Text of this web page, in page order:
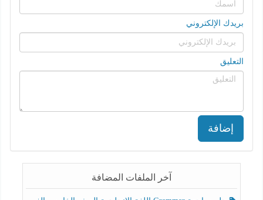
بريدك الإلكتروني
التعليق
إضافة
آخر الملفات المضافة